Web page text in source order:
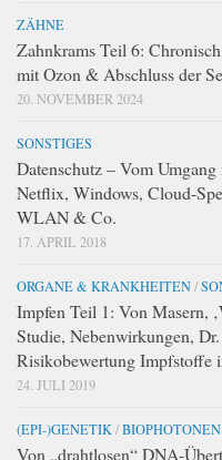
ZÄHNE
Zahnkrams Teil 6:
mit Ozon & Abschluss der
20. NOVEMBER 2024
SONSTIGES
Datenschutz – Vom
Netflix, Windows, Cloud-
WLAN & Co.
17. APRIL 2018
ORGANE & KRANKHEITEN/
Impfen Teil 1: Von Masern,
Studie, Nebenwirkungen,
Risikobewertung
24. JULI 2019
(EPI-)GENETIK /BIOPHOTONEN
Von „drahtlosen“ DNA-